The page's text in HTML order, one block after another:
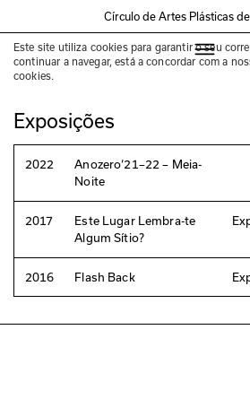
Círculo de Artes Plásticas
Este site utiliza cookies para garantir o seu
continuar a navegar, está a concordar com a
cookies.
Carlos Bunga
Exposições
2022
Anozero‘21–22 – Meia-
Noite
2017
Este Lugar Lembra-te
Algum Sítio?
2016 Flash Back